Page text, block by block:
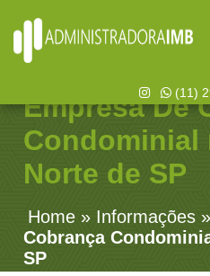
(11)
Empresa De
Condominial
Norte de SP
Home » Informações »
Cobrança
SP